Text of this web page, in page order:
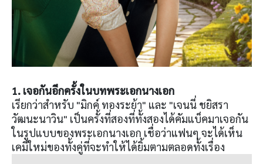
1. เจอกันอีกครั้งในบทพระเอกนางเอก
เรียกว่าสำหรับ "มิกค์ ทองระย้า" และ "เจนนี่ ชยิสรา
วัฒนะนาวิน" เป็นครั้งที่สองที่ทั้งสองได้คัมแบ็คมาเจอกัน
ในรูปแบบของพระเอกนางเอก เชื่อว่าแฟนๆ จะได้เห็น
เคมีใหม่ของทั้งคู่ที่จะทำให้ได้ยิ้มตามตลอดทั้งเรื่อง